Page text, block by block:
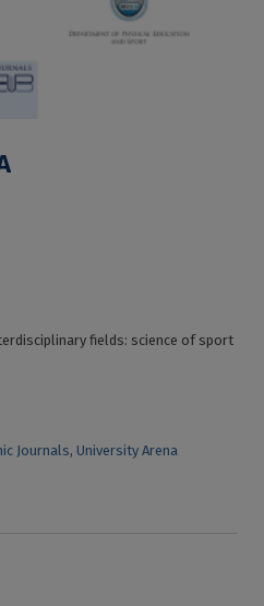
fields: science of sport
Journals, University Arena